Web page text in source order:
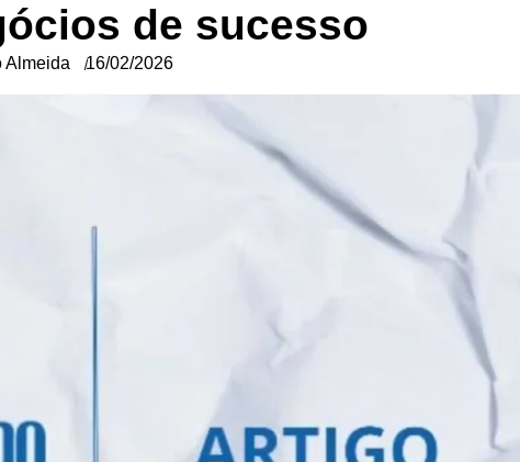
de sucesso
Almeida 16/02/2026